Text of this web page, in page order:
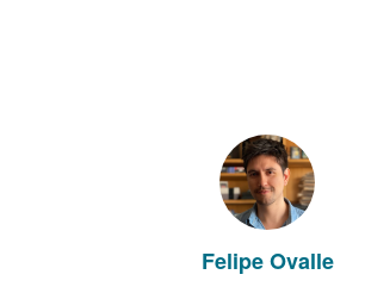
Felipe Ovalle